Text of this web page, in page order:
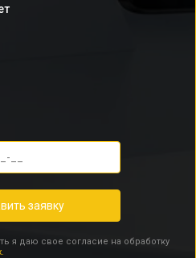
заявку
я даю свое согласие на обработку